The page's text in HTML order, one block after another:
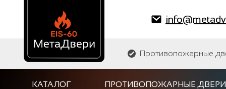
Противопожарные
КАТАЛОГ ПРОТИВОПОЖАРНЫЕ ДВЕРИ